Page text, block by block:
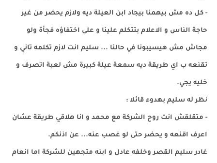
- كل ده مش بيهمنا بيجاد ابن العيلة ديه ولازم يحضر من غير
حاجة الناس و الاعلام بتتكلم علينا و على اختفاؤه فجأة ولو
مجاش مش هيسيبونا في حالنا ... سليم انت لازم تكلمه تاني و
تقنعه ب اي طريقة ديه سمعة عيلة كبيرة مش لعبة اتصرف و
خليه يجي.
نظر له سليم بهدوء قائلا :
- متقلقش انت روح الشركة مع محمد و انا هلاقي طريقة عشان
اعرف اقنعه و يحضر حتى لو غصب عنه... عن اذنكم.
غادر سليم القصر وخلفه عادل و ابنه متجهين للشركة اما انعام